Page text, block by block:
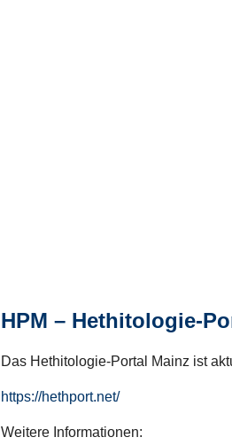
HPM – Hethitologie-
Das Hethitologie-Portal Mainz ist
https://hethport.net/
Weitere Informationen: